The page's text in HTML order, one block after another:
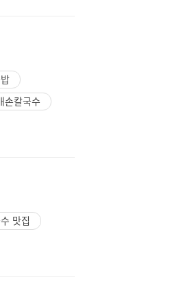
손칼국수
맛집